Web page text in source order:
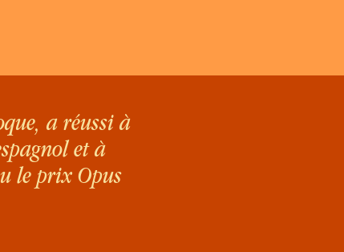
a réussi à
et à
le prix Opus